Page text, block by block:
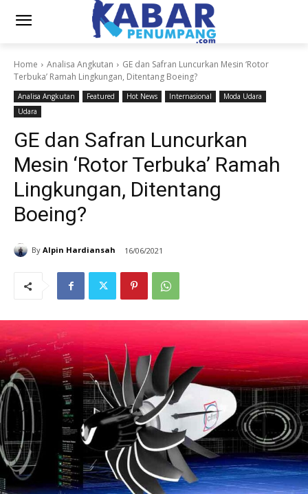
Home Analisa Angkutan
GE dan Safran Luncurkan Mesin ‘Rotor
Terbuka’ Ramah Lingkungan, Ditentang Boeing?
Analisa Angkutan Featured Hot News Internasional
Moda Udara
Udara
GE dan Safran Luncurkan
Mesin ‘Rotor Terbuka’ Ramah
Lingkungan, Ditentang
Boeing?
By Alpin Hardiansah 16/06/2021